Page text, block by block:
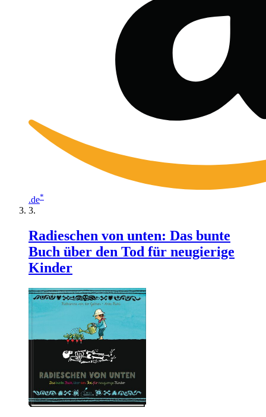
.de*
Radieschen von unten: Das bunte
Buch über den Tod für neugierige
Kinder